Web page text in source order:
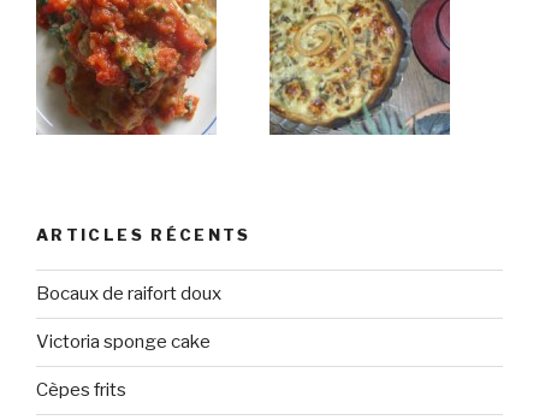
ARTICLES RÉCENTS
Bocaux de raifort doux
Victoria sponge cake
Cèpes frits